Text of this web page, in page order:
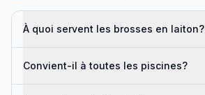
À quoi servent les brosses en laiton?
Convient-il à toutes les piscines?